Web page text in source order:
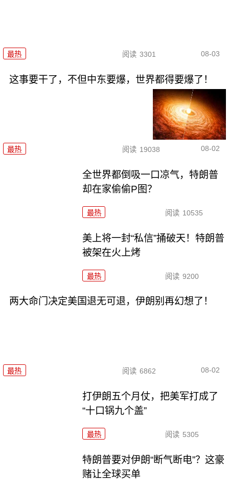
最热 阅读 3301 08-03
这事要干了，不但中东要爆，世界都得要爆了！
最热 阅读 19038 08-02
全世界都倒吸一口凉气，特朗普
却在家偷偷P图？
最热 阅读 10535
美上将一封“私信”捅破天！特朗普
被架在火上烤
最热 阅读 9200
两大命门决定美国退无可退，伊朗别再幻想了！
最热 阅读 6862 08-02
打伊朗五个月仗，把美军打成了
“十口锅九个盖”
最热 阅读 5305
特朗普要对伊朗“断气断电”？这豪
赌让全球买单